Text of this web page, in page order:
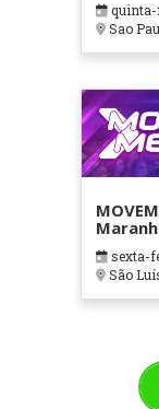
quinta-
Sao
sexta-
São